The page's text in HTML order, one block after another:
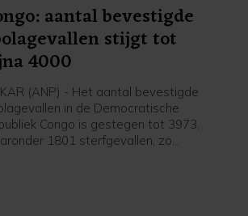
aantal bevestigde
stijgt tot
4000
(ANP) - Het aantal bevestigde
in de Democratische
Congo is gestegen tot 3973,
1801 sterfgevallen, zo